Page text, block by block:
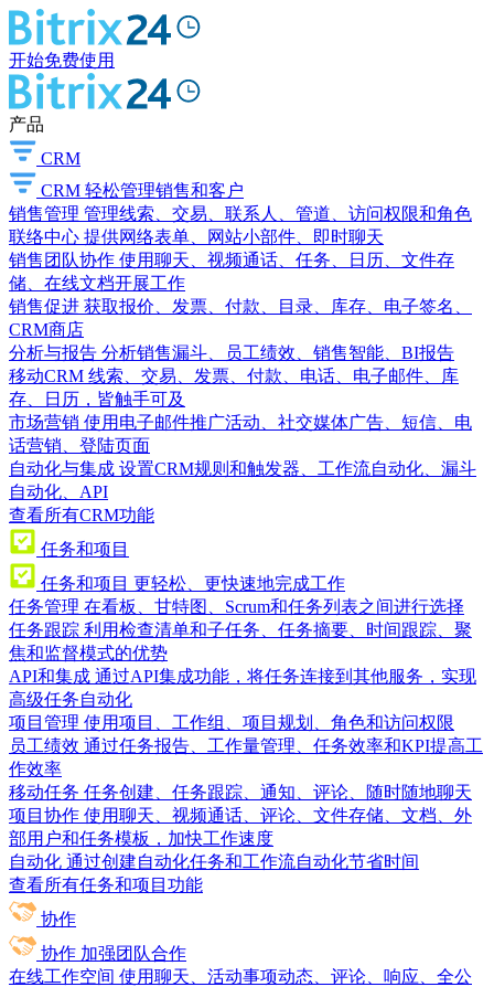
开始免费使用
产品
CRM
CRM 轻松管理销售和客户
销售管理 管理线索、交易、联系人、管道、访问权限和角色
联络中心 提供网络表单、网站小部件、即时聊天
销售团队协作 使用聊天、视频通话、任务、日历、文件存
储、在线文档开展工作
销售促进 获取报价、发票、付款、目录、库存、电子签名、
CRM商店
分析与报告 分析销售漏斗、员工绩效、销售智能、BI报告
移动CRM 线索、交易、发票、付款、电话、电子邮件、库
存、日历，皆触手可及
市场营销 使用电子邮件推广活动、社交媒体广告、短信、电
话营销、登陆页面
自动化与集成 设置CRM规则和触发器、工作流自动化、漏斗
自动化、API
查看所有CRM功能
任务和项目
任务和项目 更轻松、更快速地完成工作
任务管理 在看板、甘特图、Scrum和任务列表之间进行选择
任务跟踪 利用检查清单和子任务、任务摘要、时间跟踪、聚
焦和监督模式的优势
API和集成 通过API集成功能，将任务连接到其他服务，实现
高级任务自动化
项目管理 使用项目、工作组、项目规划、角色和访问权限
员工绩效 通过任务报告、工作量管理、任务效率和KPI提高工
作效率
移动任务 任务创建、任务跟踪、通知、评论、随时随地聊天
项目协作 使用聊天、视频通话、评论、文件存储、文档、外
部用户和任务模板，加快工作速度
自动化 通过创建自动化任务和工作流自动化节省时间
查看所有任务和项目功能
协作
协作 加强团队合作
在线工作空间 使用聊天、活动事项动态、评论、响应、全公